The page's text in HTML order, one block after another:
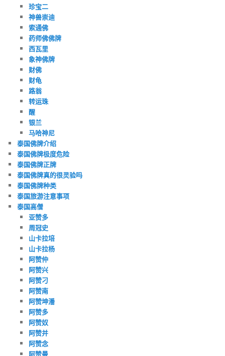
珍宝二
神兽崇迪
索通佛
药师佛佛牌
西瓦里
象神佛牌
财佛
财龟
路翁
转运珠
醒
银兰
马哈神尼
泰国佛牌介绍
泰国佛牌极度危险
泰国佛牌正牌
泰国佛牌真的很灵验吗
泰国佛牌种类
泰国旅游注意事项
泰国高僧
亚赞多
周冠史
山卡拉培
山卡拉杨
阿赞仲
阿赞兴
阿赞刁
阿赞南
阿赞坤潘
阿赞多
阿赞奴
阿赞并
阿赞念
阿赞曼